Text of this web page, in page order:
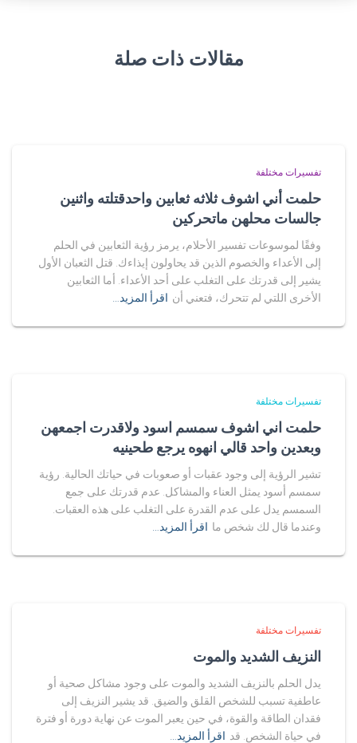
مقالات ذات صلة
تفسيرات مختلفة
حلمت أني اشوف ثلاثه ثعابين واحدقتلته واثنين
جالسات محلهن ماتحركين
وفقًا لموسوعات تفسير الأحلام، يرمز رؤية الثعابين في الحلم
إلى الأعداء والخصوم الذين قد يحاولون إيذاءك. قتل الثعبان الأول
يشير إلى قدرتك على التغلب على أحد الأعداء. أما الثعابين
الأخرى اللتي لم تتحرك، فتعني أن اقرأ المزيد…
تفسيرات مختلفة
حلمت اني اشوف سمسم اسود ولاقدرت اجمعهن
وبعدين واحد قالي انهوه يرجع طحينيه
تشير الرؤية إلى وجود عقبات أو صعوبات في حياتك الحالية. رؤية
سمسم أسود يمثل العناء والمشاكل. عدم قدرتك على جمع
السمسم يدل على عدم القدرة على التغلب على هذه العقبات.
وعندما قال لك شخص ما اقرأ المزيد…
تفسيرات مختلفة
النزيف الشديد والموت
يدل الحلم بالنزيف الشديد والموت على وجود مشاكل صحية أو
عاطفية تسبب للشخص القلق والضيق. قد يشير النزيف إلى
فقدان الطاقة والقوة، في حين يعبر الموت عن نهاية دورة أو فترة
في حياة الشخص. قد اقرأ المزيد…